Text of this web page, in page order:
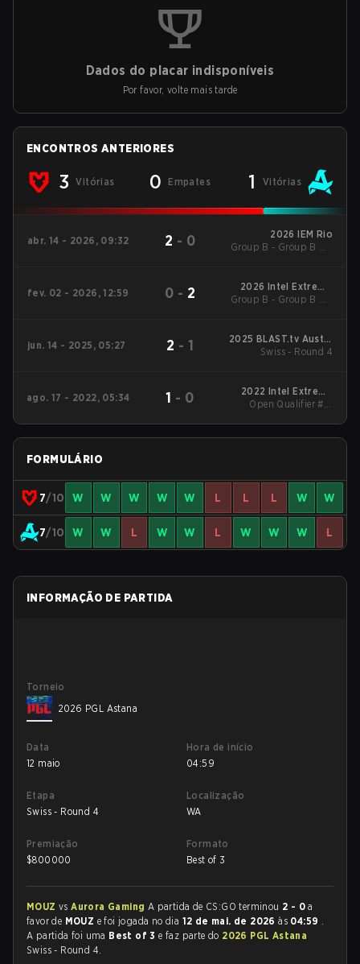
Dados do placar indisponíveis
Por favor, volte mais tarde
ENCONTROS ANTERIORES
3 Vitórias 0 Empates 1 Vitórias
abr. 14 - 2026, 09:32 2 - 0
2026 IEM Rio
Group B - Group B UB
fev. 02 - 2026, 12:59 0 - 2
2026 Intel Extreme
Masters Kraków
Group B - Group B UB
jun. 14 - 2025, 05:27 2 - 1
2025 BLAST.tv Austin
Major
Swiss - Round 4
ago. 17 - 2022, 05:34 1 - 0
2022 Intel Extreme
Masters XVII - Rio
Open Qualifier #1 -
FORMULÁRIO
7/10 W W W W W L L L W W
7/10 W W L W W L W W W L
INFORMAÇÃO DE PARTIDA
Torneio
2026 PGL Astana
Data
12 maio
Hora de início
04:59
Etapa
Swiss - Round 4
Localização
WA
Premiação
$800000
Formato
Best of 3
MOUZ vsAurora Gaming A partida de CS:GO terminou 2 - 0 a
favor de MOUZ e foi jogada no dia 12 de mai. de 2026às 04:59 .
A partida foi uma Best of 3e faz parte do 2026 PGL Astana
Swiss - Round 4.